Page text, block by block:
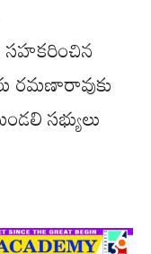
రమణారావుకు
సభ్యులు